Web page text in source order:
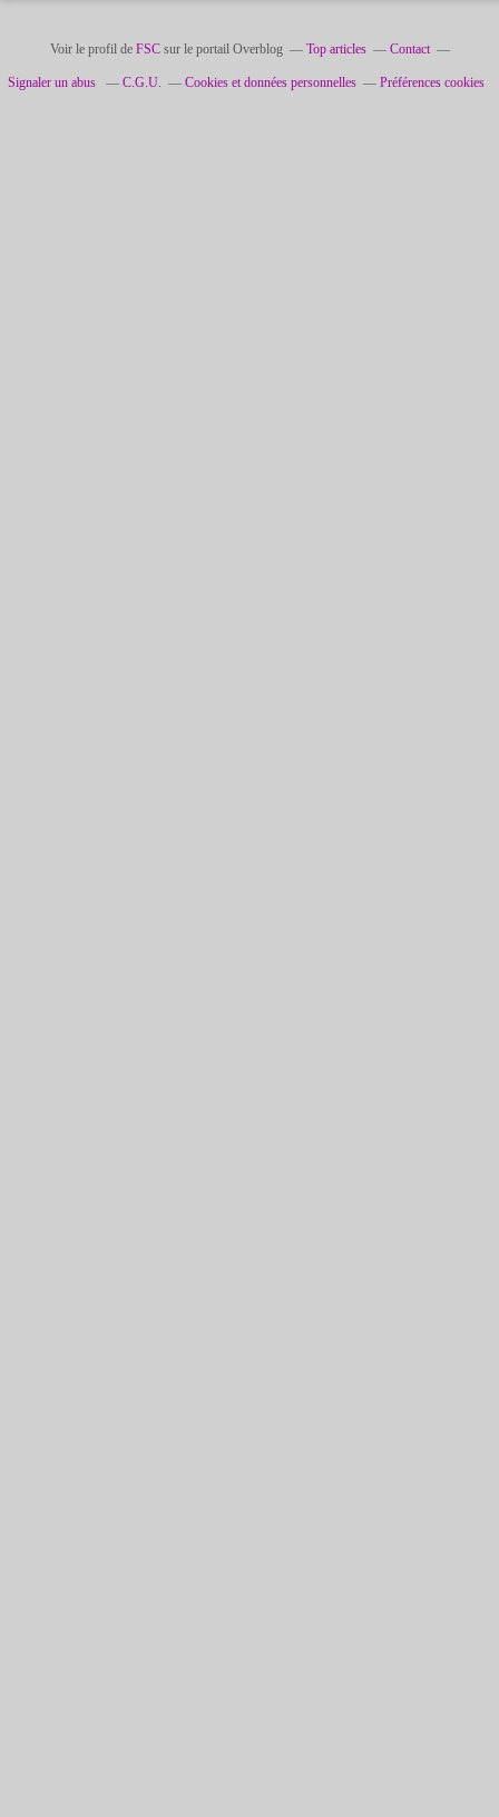
Voir le profil de FSCsur le portail Overblog Top articles Contact
Signaler un abus C.G.U. Cookies et données personnelles Préférences cookies